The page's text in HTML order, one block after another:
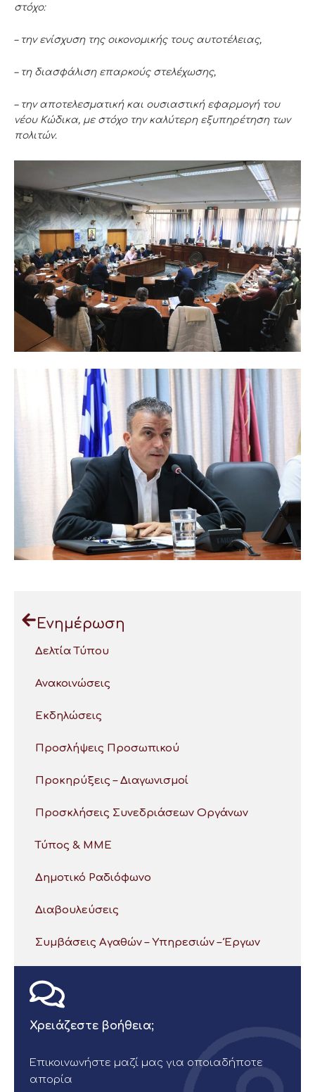
στόχο:
– την ενίσχυση της οικονομικής τους αυτοτέλειας,
– τη διασφάλιση επαρκούς στελέχωσης,
– την αποτελεσματική και ουσιαστική εφαρμογή του
νέου Κώδικα, με στόχο την καλύτερη εξυπηρέτηση των
πολιτών.
Ενημέρωση
Δελτία Τύπου
Ανακοινώσεις
Εκδηλώσεις
Προσλήψεις Προσωπικού
Προκηρύξεις – Διαγωνισμοί
Προσκλήσεις Συνεδριάσεων Οργάνων
Τύπος & ΜΜΕ
Δημοτικό Ραδιόφωνο
Διαβουλεύσεις
Συμβάσεις Αγαθών – Υπηρεσιών – Έργων
Χρειάζεστε βοήθεια;
Επικοινωνήστε μαζί μας για οποιαδήποτε
απορία